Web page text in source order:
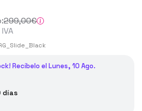
299,00€
Recíbelo el Lunes, 10 Ago.
días